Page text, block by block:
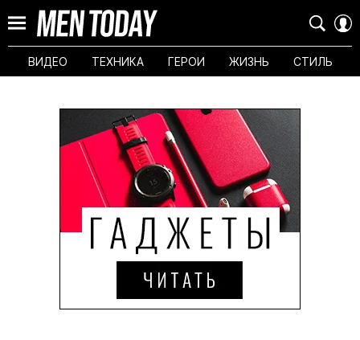
ВИДЕО ТЕХНИКА ГЕРОИ ЖИЗНЬ СТИЛЬ